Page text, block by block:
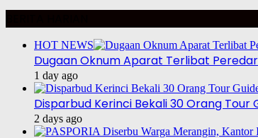
HOT NEWS
Dugaan Oknum Aparat Terlibat
1 day ago
Disparbud Kerinci Bekali 30 Orang Tour
2 days ago